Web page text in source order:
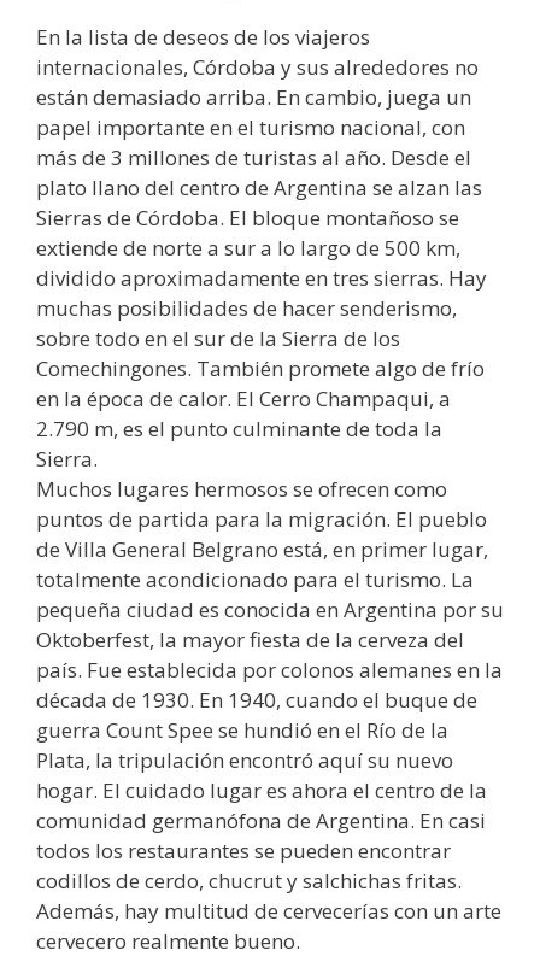
En la lista de deseos de los viajeros
internacionales, Córdoba y sus alrededores no
están demasiado arriba. En cambio, juega un
papel importante en el turismo nacional, con
más de 3 millones de turistas al año. Desde el
plato llano del centro de Argentina se alzan las
Sierras de Córdoba. El bloque montañoso se
extiende de norte a sur a lo largo de 500 km,
dividido aproximadamente en tres sierras. Hay
muchas posibilidades de hacer senderismo,
sobre todo en el sur de la Sierra de los
Comechingones. También promete algo de frío
en la época de calor. El Cerro Champaqui, a
2.790 m, es el punto culminante de toda la
Sierra.
Muchos lugares hermosos se ofrecen como
puntos de partida para la migración. El pueblo
de Villa General Belgrano está, en primer lugar,
totalmente acondicionado para el turismo. La
pequeña ciudad es conocida en Argentina por su
Oktoberfest, la mayor fiesta de la cerveza del
país. Fue establecida por colonos alemanes en la
década de 1930. En 1940, cuando el buque de
guerra Count Spee se hundió en el Río de la
Plata, la tripulación encontró aquí su nuevo
hogar. El cuidado lugar es ahora el centro de la
comunidad germanófona de Argentina. En casi
todos los restaurantes se pueden encontrar
codillos de cerdo, chucrut y salchichas fritas.
Además, hay multitud de cervecerías con un arte
cervecero realmente bueno.